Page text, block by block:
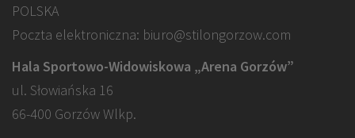
POLSKA
Poczta elektroniczna: biuro@stilongorzow.com
Hala Sportowo-Widowiskowa „Arena Gorzów”
ul. Słowiańska 16
66-400 Gorzów Wlkp.